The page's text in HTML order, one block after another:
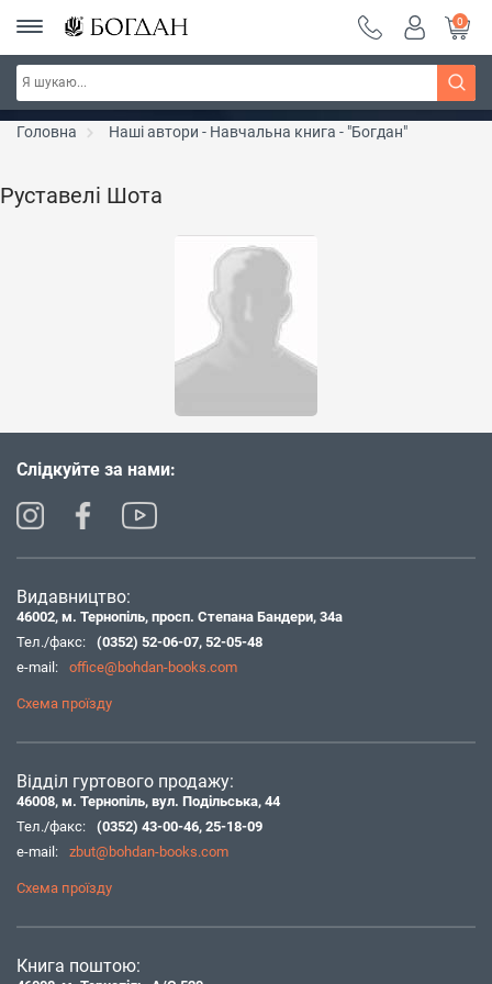
РОЗПРОДАЖ ~ 150 грн ~ 200 грн ~ 250 грн ~
300 грн ~ РОЗПРОДАЖ
Дізнатись більше
0
Головна Наші автори - Навчальна книга - "Богдан"
Руставелі Шота
Слідкуйте за нами:
Видавництво:
46002, м. Тернопіль, просп. Степана Бандери, 34а
Тел./факс:
(0352) 52-06-07, 52-05-48
e-mail:
office@bohdan-books.com
Схема проїзду
Відділ гуртового продажу:
46008, м. Тернопіль, вул. Подільська, 44
Тел./факс:
(0352) 43-00-46, 25-18-09
e-mail:
zbut@bohdan-books.com
Схема проїзду
Книга поштою: